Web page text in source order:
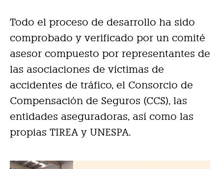
Todo el proceso de desarrollo ha sido
comprobado y verificado por un comité
asesor compuesto por representantes de
las asociaciones de víctimas de
accidentes de tráfico, el Consorcio de
Compensación de Seguros (CCS), las
entidades aseguradoras, así como las
propias TIREA y UNESPA.